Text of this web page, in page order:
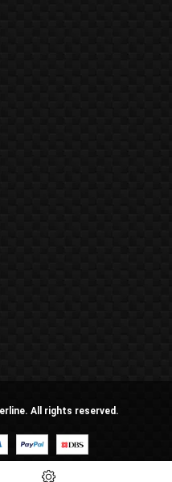
All rights reserved.